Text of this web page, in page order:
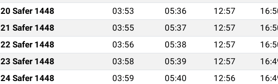
20 Safer 1448 03:53 05:36 12:57
21 Safer 1448 03:55 05:37 12:57
22 Safer 1448 03:56 05:38 12:57
23 Safer 1448 03:58 05:39 12:57
24 Safer 1448 03:59 05:40 12:56